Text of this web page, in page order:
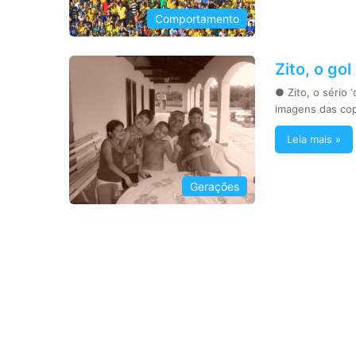
Comportamento
Gerações
Zito, o gol
● Zito, o sério
imagens das
Leia mais »